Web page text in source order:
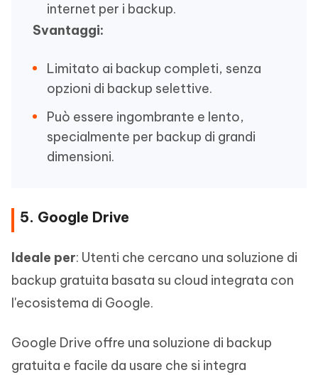
internet per i backup.
Svantaggi:
Limitato ai backup completi, senza
opzioni di backup selettive.
Può essere ingombrante e lento,
specialmente per backup di grandi
dimensioni.
5. Google Drive
Ideale per: Utenti che cercano una soluzione di
backup gratuita basata su cloud integrata con
l'ecosistema di Google.
Google Drive offre una soluzione di backup
gratuita e facile da usare che si integra